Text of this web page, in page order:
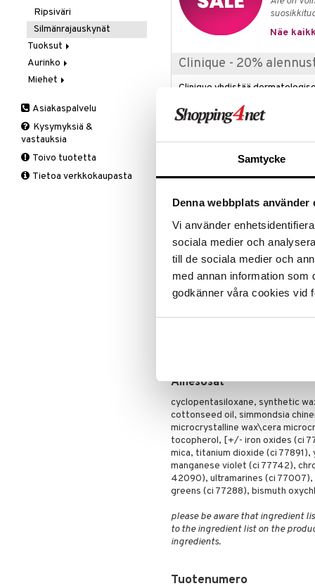
Samtycke
Denna webbplats använder
Vi använder
sociala medier och
till de sociala medier och
med annan information som
godkänner våra cookies vid
Näe
Clinique - 20%
Clinique yhdistää
koostumuksiin Clinique tarjoaa
kehitettynä antamaan näkyviä
Cream Shaper For Eyes -
antaen hitusen hehkua.
Vedenpitävä - kestää myös hien.
Helppo teroittaa.
Silmälääkärin testaama.
Käyttö
jälkeen, jotta kynä säilyttää sen
Ainesosat
cyclopentasiloxane, synthetic
cottonseed oil, simmondsia
microcrystalline wax\cera
tocopherol, [+/- iron oxides (ci
mica, titanium dioxide (ci
manganese violet (ci 77742),
42090), ultramarines (ci
greens (ci 77288), bismuth
please be aware that ingredient
to the ingredient list on the
ingredients.
Tuotenumero
Ripsiväri
Silmänrajauskynät
Tuoksut
Aromatics Elixir
Calyx
Clinique Happy For Men
Aurinko
Aurinkosuoja
Miehet
Ironhoito
Kirkastus
Parranajo &
Ihonpuhdistus
Asiakaspalvelu
Kysymyksiä &
vastauksia
Toivo tuotetta
Tietoa verkkokaupasta